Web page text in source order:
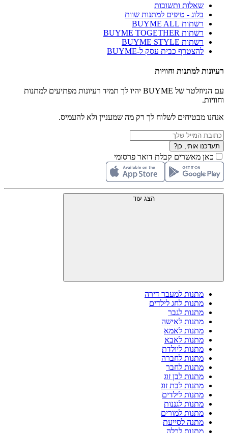
שאלות ותשובות
בלוג - טיפים למתנות שוות
רשתות BUYME ALL
רשתות BUYME TOGETHER
רשתות BUYME STYLE
להצטרף כבית עסק ל-BUYME
רעיונות למתנות וחוויות
עם הניוזלטר של BUYME יהיו לך תמיד רעיונות מפתיעים למתנות
וחוויות.
אנחנו מבטיחים לשלוח לך רק מה שמעניין ולא להעמיס.
תעדכנו אותי, כן?
כאן מאשרים קבלת דואר פרסומי
הצג עוד
מתנות למעבר דירה
מתנות לחג לילדים
מתנות לגבר
מתנות לאישה
מתנות לאמא
מתנות לאבא
מתנות ליולדת
מתנות לחברה
מתנות לחבר
מתנות לבן זוג
מתנות לבת זוג
מתנות לילדים
מתנות לגננות
מתנות למורים
מתנה לסייעת
מתנות לכלה